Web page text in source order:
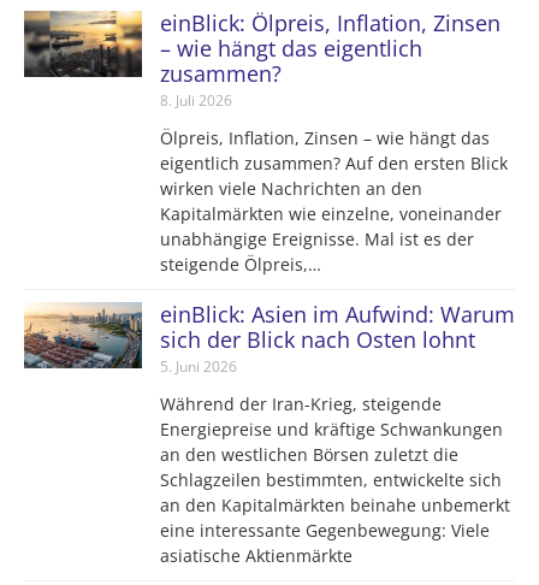
einBlick: Ölpreis, Inflation, Zinsen
– wie hängt das eigentlich
zusammen?
8. Juli 2026
Ölpreis, Inflation, Zinsen – wie hängt das
eigentlich zusammen? Auf den ersten Blick
wirken viele Nachrichten an den
Kapitalmärkten wie einzelne, voneinander
unabhängige Ereignisse. Mal ist es der
steigende Ölpreis,…
einBlick: Asien im Aufwind: Warum
sich der Blick nach Osten lohnt
5. Juni 2026
Während der Iran-Krieg, steigende
Energiepreise und kräftige Schwankungen
an den westlichen Börsen zuletzt die
Schlagzeilen bestimmten, entwickelte sich
an den Kapitalmärkten beinahe unbemerkt
eine interessante Gegenbewegung: Viele
asiatische Aktienmärkte